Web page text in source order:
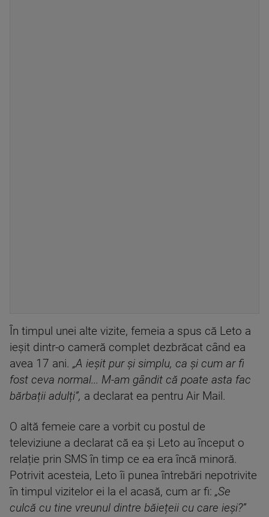
În timpul unei alte vizite, femeia a spus că Leto a
ieșit dintr-o cameră complet dezbrăcat când ea
avea 17 ani. „A ieșit pur și simplu, ca și cum ar fi
fost ceva normal... M-am gândit că poate asta fac
bărbații adulți”, a declarat ea pentru Air Mail.
O altă femeie care a vorbit cu postul de
televiziune a declarat că ea și Leto au început o
relație prin SMS în timp ce ea era încă minoră.
Potrivit acesteia, Leto îi punea întrebări nepotrivite
în timpul vizitelor ei la el acasă, cum ar fi: „Se
culcă cu tine vreunul dintre băiețeii cu care ieși?”